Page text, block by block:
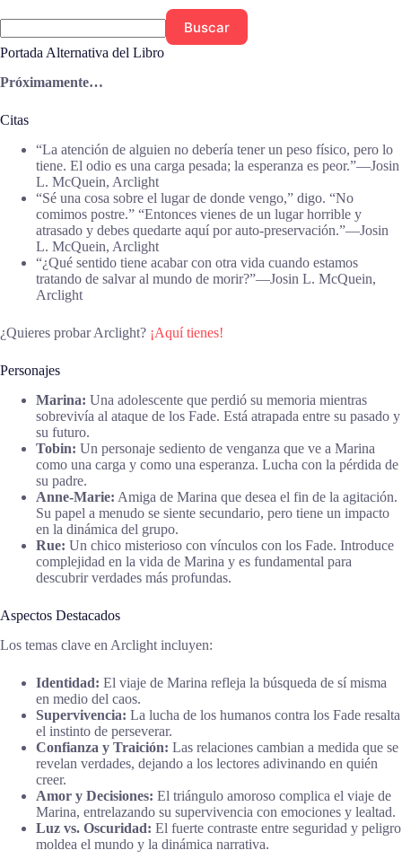
Buscar
Portada Alternativa del Libro
Próximamente…
Citas
“La atención de alguien no debería tener un peso físico, pero lo
tiene. El odio es una carga pesada; la esperanza es peor.”―Josin
L. McQuein, Arclight
“Sé una cosa sobre el lugar de donde vengo,” digo. “No
comimos postre.” “Entonces vienes de un lugar horrible y
atrasado y debes quedarte aquí por auto-preservación.”―Josin
L. McQuein, Arclight
“¿Qué sentido tiene acabar con otra vida cuando estamos
tratando de salvar al mundo de morir?”―Josin L. McQuein,
Arclight
¿Quieres probar Arclight? ¡Aquí tienes!
Personajes
Marina: Una adolescente que perdió su memoria mientras
sobrevivía al ataque de los Fade. Está atrapada entre su pasado y
su futuro.
Tobin: Un personaje sediento de venganza que ve a Marina
como una carga y como una esperanza. Lucha con la pérdida de
su padre.
Anne-Marie: Amiga de Marina que desea el fin de la agitación.
Su papel a menudo se siente secundario, pero tiene un impacto
en la dinámica del grupo.
Rue: Un chico misterioso con vínculos con los Fade. Introduce
complejidad en la vida de Marina y es fundamental para
descubrir verdades más profundas.
Aspectos Destacados
Los temas clave en Arclight incluyen:
Identidad: El viaje de Marina refleja la búsqueda de sí misma
en medio del caos.
Supervivencia: La lucha de los humanos contra los Fade resalta
el instinto de perseverar.
Confianza y Traición: Las relaciones cambian a medida que se
revelan verdades, dejando a los lectores adivinando en quién
creer.
Amor y Decisiones: El triángulo amoroso complica el viaje de
Marina, entrelazando su supervivencia con emociones y lealtad.
Luz vs. Oscuridad: El fuerte contraste entre seguridad y peligro
moldea el mundo y la dinámica narrativa.